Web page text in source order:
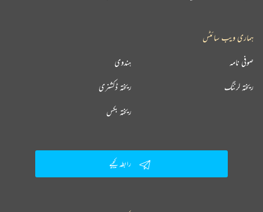
ہماری ویب سائٹس
ہندوی صوفی نامہ
ریختہ ڈکشنری ریختہ لرننگ
ریختہ بکس
رابطہ کیجیے